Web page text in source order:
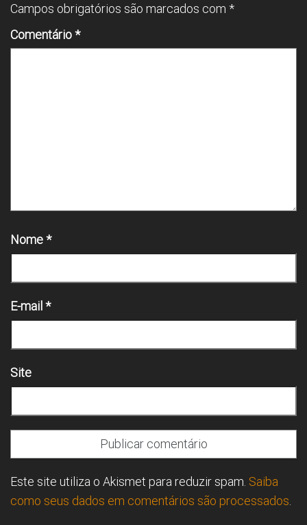
Campos obrigatórios são marcados com *
Comentário*
Nome*
E-mail*
Site
Este site utiliza o Akismet para reduzir spam. Saiba
como seus dados em comentários são processados